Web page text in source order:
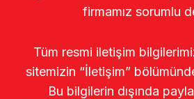
firmamız sorumlu
Tüm resmi iletişim
sitemizin “İletişim”
Bu bilgilerin dışında